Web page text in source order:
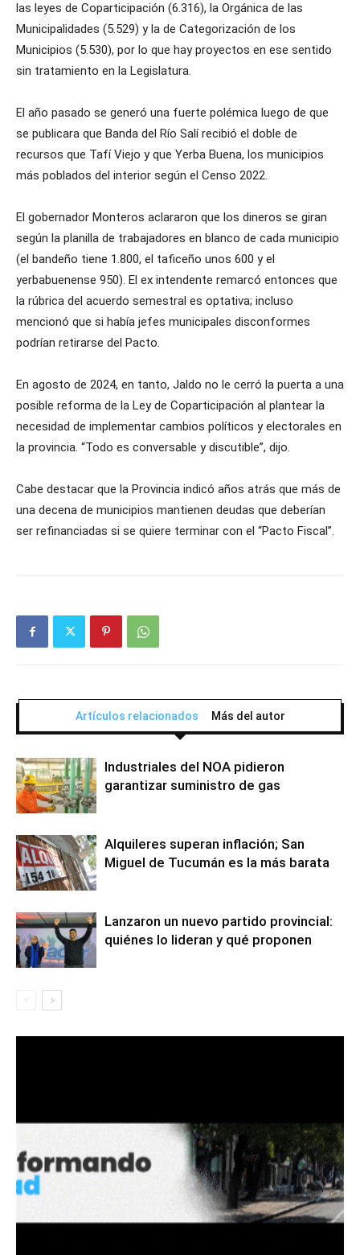
las leyes de Coparticipación (6.316), la Orgánica de las
Municipalidades (5.529) y la de Categorización de los
Municipios (5.530), por lo que hay proyectos en ese sentido
sin tratamiento en la Legislatura.
El año pasado se generó una fuerte polémica luego de que
se publicara que Banda del Río Salí recibió el doble de
recursos que Tafí Viejo y que Yerba Buena, los municipios
más poblados del interior según el Censo 2022.
El gobernador Monteros aclararon que los dineros se giran
según la planilla de trabajadores en blanco de cada municipio
(el bandeño tiene 1.800, el taficeño unos 600 y el
yerbabuenense 950). El ex intendente remarcó entonces que
la rúbrica del acuerdo semestral es optativa; incluso
mencionó que si había jefes municipales disconformes
podrían retirarse del Pacto.
En agosto de 2024, en tanto, Jaldo no le cerró la puerta a una
posible reforma de la Ley de Coparticipación al plantear la
necesidad de implementar cambios políticos y electorales en
la provincia. “Todo es conversable y discutible”, dijo.
Cabe destacar que la Provincia indicó años atrás que más de
una decena de municipios mantienen deudas que deberían
ser refinanciadas si se quiere terminar con el “Pacto Fiscal”.
Artículos relacionados Más del autor
Industriales del NOA pidieron
garantizar suministro de gas
Alquileres superan inflación; San
Miguel de Tucumán es la más barata
Lanzaron un nuevo partido provincial:
quiénes lo lideran y qué proponen